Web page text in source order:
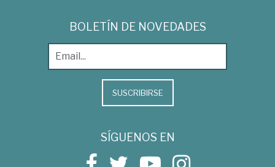
BOLETÍN DE NOVEDADES
SUSCRIBIRSE
SÍGUENOS EN